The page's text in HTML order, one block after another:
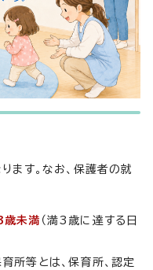
ます。なお、保護者の就
歳未満 （満3歳に達する日
育所等とは、保育所、認定